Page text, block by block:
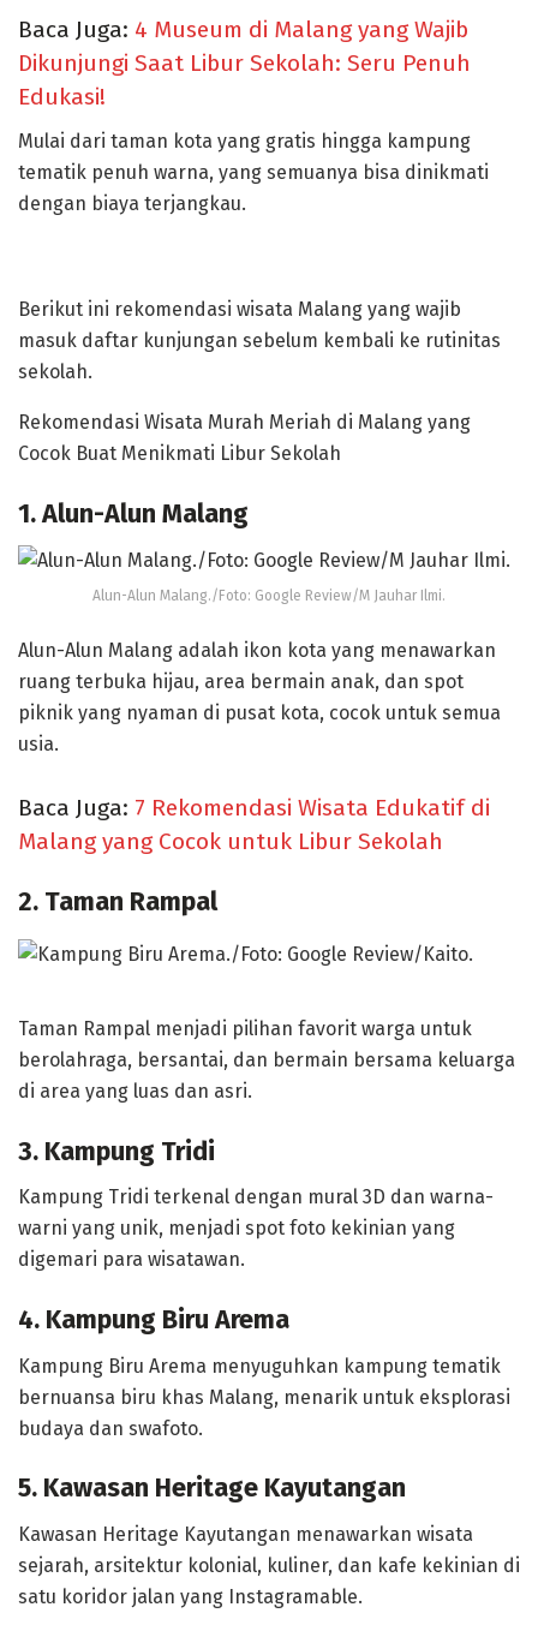
Baca Juga: 4 Museum di Malang yang Wajib
Dikunjungi Saat Libur Sekolah: Seru Penuh
Edukasi!
Mulai dari taman kota yang gratis hingga kampung
tematik penuh warna, yang semuanya bisa dinikmati
dengan biaya terjangkau.
Berikut ini rekomendasi wisata Malang yang wajib
masuk daftar kunjungan sebelum kembali ke rutinitas
sekolah.
Rekomendasi Wisata Murah Meriah di Malang yang
Cocok Buat Menikmati Libur Sekolah
1. Alun-Alun Malang
Alun-Alun Malang./Foto: Google Review/M Jauhar Ilmi.
Alun-Alun Malang adalah ikon kota yang menawarkan
ruang terbuka hijau, area bermain anak, dan spot
piknik yang nyaman di pusat kota, cocok untuk semua
usia.
Baca Juga: 7 Rekomendasi Wisata Edukatif di
Malang yang Cocok untuk Libur Sekolah
2. Taman Rampal
Taman Rampal menjadi pilihan favorit warga untuk
berolahraga, bersantai, dan bermain bersama keluarga
di area yang luas dan asri.
3. Kampung Tridi
Kampung Tridi terkenal dengan mural 3D dan warna-
warni yang unik, menjadi spot foto kekinian yang
digemari para wisatawan.
4. Kampung Biru Arema
Kampung Biru Arema menyuguhkan kampung tematik
bernuansa biru khas Malang, menarik untuk eksplorasi
budaya dan swafoto.
5. Kawasan Heritage Kayutangan
Kawasan Heritage Kayutangan menawarkan wisata
sejarah, arsitektur kolonial, kuliner, dan kafe kekinian di
satu koridor jalan yang Instagramable.